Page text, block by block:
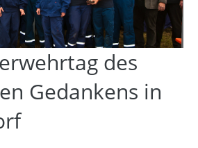
des
Gedankens in